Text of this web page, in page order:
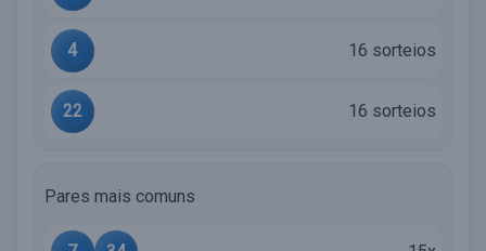
4 16 sorteios
22 16 sorteios
Pares mais comuns